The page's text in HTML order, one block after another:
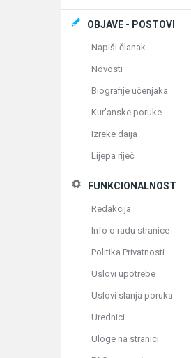
OBJAVE - POSTOVI
Napiši članak
Novosti
Biografije učenjaka
Kur'anske poruke
Izreke daija
Lijepa riječ
FUNKCIONALNOST
Redakcija
Info o radu stranice
Politika Privatnosti
Uslovi upotrebe
Uslovi slanja poruka
Urednici
Uloge na stranici